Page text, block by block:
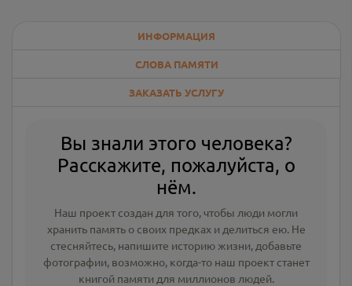
ИНФОРМАЦИЯ
СЛОВА ПАМЯТИ
ЗАКАЗАТЬ УСЛУГУ
Вы знали этого человека?
Расскажите, пожалуйста, о
нём.
Наш проект создан для того, чтобы люди могли
хранить память о своих предках и делиться ею. Не
стесняйтесь, напишите историю жизни, добавьте
фотографии, возможно, когда-то наш проект станет
книгой памяти для миллионов людей.